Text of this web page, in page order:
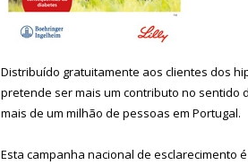
Distribuído gratuitamente aos clientes dos
pretende ser mais um contributo no
mais de um milhão de pessoas em Portugal.
Esta campanha nacional de esclarecimento